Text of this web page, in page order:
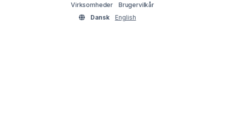
Virksomheder
Brugervilkår
Dansk
English